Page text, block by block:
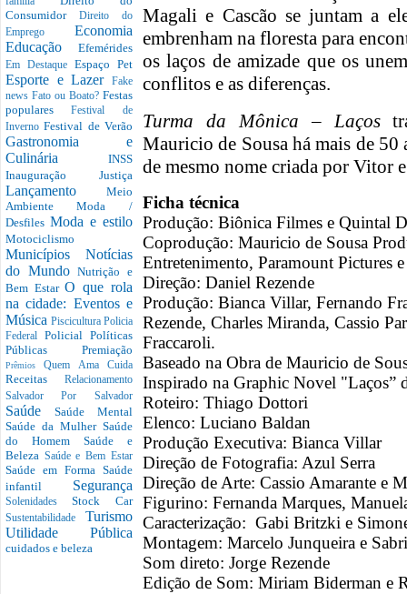
Consumidor Direito do
Emprego Economia
Educação Efemérides
Em Destaque Espaço Pet
Esporte e Lazer
Fake
news Fato ou Boato? Festas
popularesFestival de
InvernoFestival de Verão
Gastronomia e
Culinária INSS
Inauguração Justiça
Lançamento Meio
AmbienteModa /
Desfiles Moda e estilo
Motociclismo
Municípios Notícias
do MundoNutrição e
Bem EstarO que rola
na cidade: Eventos e
Música Piscicultura Policia
Federal Policial Políticas
Públicas Premiação
PrêmiosQuem Ama Cuida
Receitas Relacionamento
Salvador Por Salvador
Saúde Saúde Mental
Saúde da Mulher Saúde
do Homem Saúde e
Beleza Saúde e Bem Estar
Saúde em Forma Saúde
infantil Segurança
SolenidadesStock Car
Sustentabilidade Turismo
Utilidade Pública
cuidados e beleza
Magali e Cascão se juntam a
embrenham na floresta para
os laços de amizade que os
conflitos e as diferenças.
Turma da Mônica – Laços
Mauricio de Sousa há mais de 50
de mesmo nome criada por Vitor
Ficha técnica
Produção: Biônica Filmes e Quintal
Coprodução: Mauricio de Sousa
Entretenimento, Paramount Pictures
Direção: Daniel Rezende
Produção: Bianca Villar, Fernando
Rezende, Charles Miranda, Cassio
Fraccaroli.
Baseado na Obra de Mauricio de
Inspirado na Graphic Novel "Laços”
Roteiro: Thiago Dottori
Elenco: Luciano Baldan
Produção Executiva: Bianca Villar
Direção de Fotografia: Azul Serra
Direção de Arte: Cassio Amarante e
Figurino: Fernanda Marques,
Caracterização: Gabi Britzki e
Montagem: Marcelo Junqueira e
Som direto: Jorge Rezende
Edição de Som: Miriam Biderman e